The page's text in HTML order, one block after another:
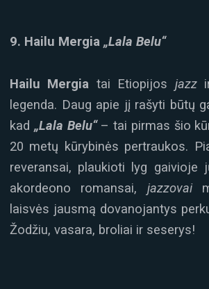
9. Hailu Mergia „Lala Belu“
Hailu Mergia tai Etiopijos jazz
legenda. Daug apie jį rašyti būtų
kad „Lala Belu“– tai pirmas šio
20 metų kūrybinės pertraukos.
reveransai, plaukioti lyg gaivioje
akordeono romansai, jazzovai
laisvės jausmą dovanojantys
Žodžiu, vasara, broliai ir seserys!